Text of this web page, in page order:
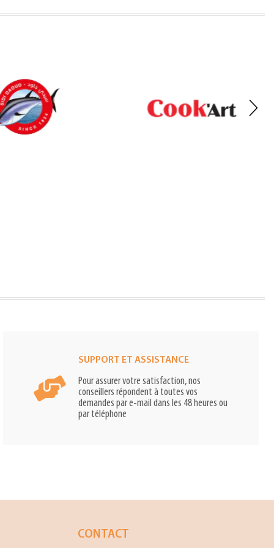
SUPPORT ET ASSISTANCE
Pour assurer votre satisfaction, nos
conseillers répondent à toutes vos
demandes par e-mail dans les 48 heures ou
par téléphone
CONTACT